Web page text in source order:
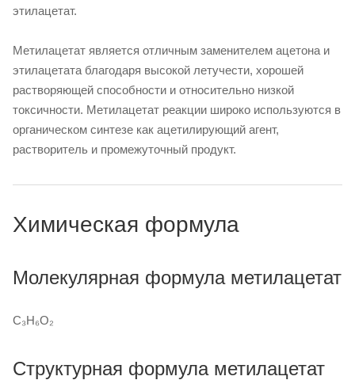
этилацетат.
Метилацетат является отличным заменителем ацетона и
этилацетата благодаря высокой летучести, хорошей
растворяющей способности и относительно низкой
токсичности. Метилацетат реакции широко используются в
органическом синтезе как ацетилирующий агент,
растворитель и промежуточный продукт.
Химическая формула
Молекулярная формула метилацетат
C₃H₆O₂
Структурная формула метилацетат